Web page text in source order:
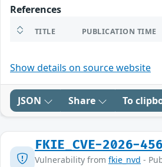
References
TITLE PUBLICATION TIME
Show details on source website
JSON Share To
FKIE_CVE-2026-
Vulnerability from fkie_nvd -